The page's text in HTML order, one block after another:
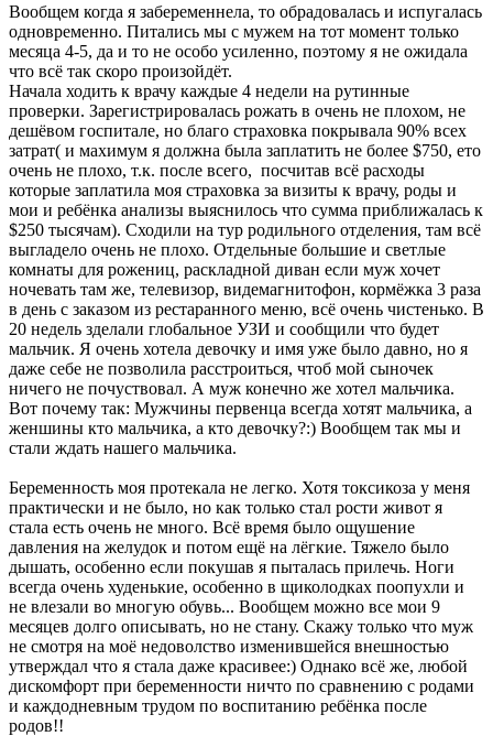
Вообщем когда я забеременнела, то обрадовалась и испугалась
одновременно. Питались мы с мужем на тот момент только
месяца 4-5, да и то не особо усиленно, поэтому я не ожидала
что всё так скоро произойдёт.
Начала ходить к врачу каждые 4 недели на рутинные
проверки. Зарегистрировалась рожать в очень не плохом, не
дешёвом госпитале, но благо страховка покрывала 90% всех
затрат( и махимум я должна была заплатить не более $750, ето
очень не плохо, т.к. после всего, посчитав всё расходы
которые заплатила моя страховка за визиты к врачу, роды и
мои и ребёнка анализы выяснилось что сумма приближалась к
$250 тысячам). Сходили на тур родильного отделения, там всё
выгладело очень не плохо. Отдельные большие и светлые
комнаты для рожениц, раскладной диван если муж хочет
ночевать там же, телевизор, видемагнитофон, кормёжка 3 раза
в день с заказом из рестаранного меню, всё очень чистенько. В
20 недель зделали глобальное УЗИ и сообщили что будет
мальчик. Я очень хотела девочку и имя уже было давно, но я
даже себе не позволила расстроиться, чтоб мой сыночек
ничего не почуствовал. А муж конечно же хотел мальчика.
Вот почему так: Мужчины первенца всегда хотят мальчика, а
женшины кто мальчика, а кто девочку?:) Вообщем так мы и
стали ждать нашего мальчика.
Беременность моя протекала не легко. Хотя токсикоза у меня
практически и не было, но как только стал рости живот я
стала есть очень не много. Всё время было ощушение
давления на желудок и потом ещё на лёгкие. Тяжело было
дышать, особенно если покушав я пыталась прилечь. Ноги
всегда очень худенькие, особенно в щиколодках поопухли и
не влезали во многую обувь... Вообщем можно все мои 9
месяцев долго описывать, но не стану. Скажу только что муж
не смотря на моё недоволство изменившейся внешностью
утверждал что я стала даже красивее:) Однако всё же, любой
дискомфорт при беременности ничто по сравнению с родами
и каждодневным трудом по воспитанию ребёнка после
родов!!